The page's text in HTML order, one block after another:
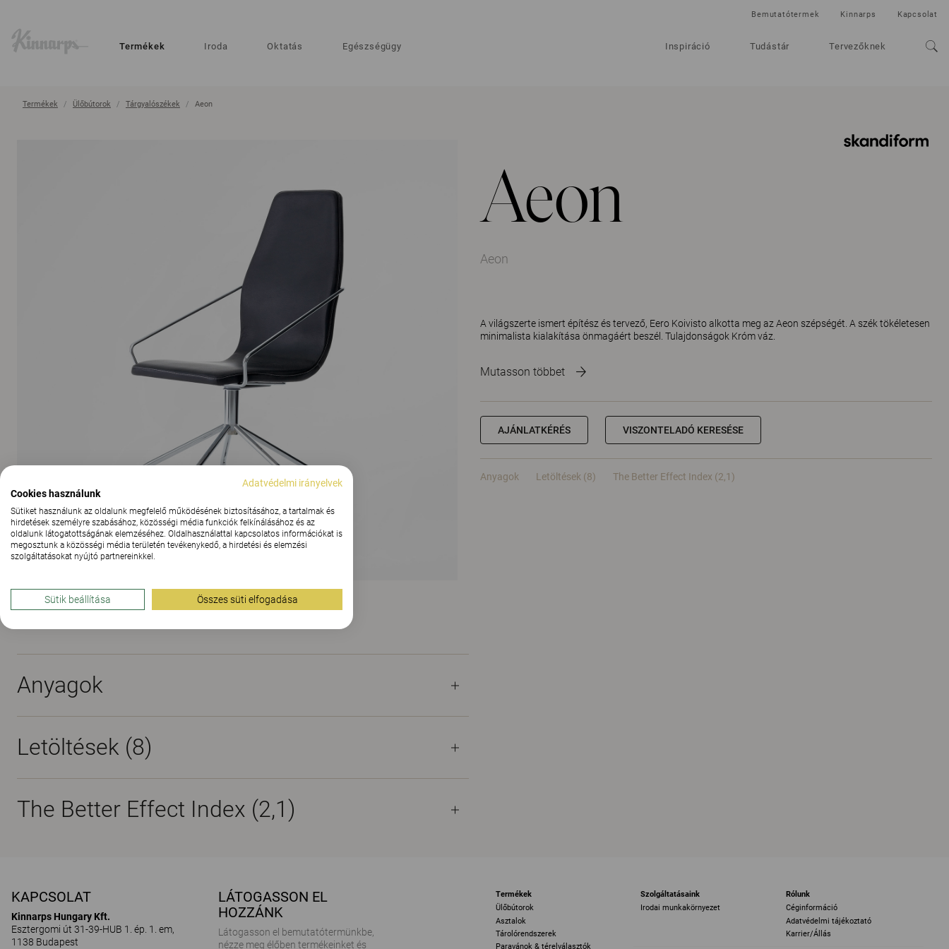
Termékek Iroda Oktatás Egészségügy Inspiráció Tudástár Tervezőknek
Bemutatótermek Kinnarps Kapcsolat
Termékek Ülőbútorok Tárgyalószékek Aeon
Aeon
Aeon
A világszerte ismert építész és tervező, Eero Koivisto alkotta meg az Aeon szépségét. A szék tökéletesen
minimalista kialakítása önmagáért beszél. Tulajdonságok Króm váz.
Mutasson többet
AJÁNLATKÉRÉS VISZONTELADÓ KERESÉSE
Anyagok Letöltések (8) The Better Effect Index (2,1)
AZ ÖSSZES KÉP MEGJELENÍTÉSE
Anyagok
Letöltések (8)
The Better Effect Index (2,1)
KAPCSOLAT
Kinnarps Hungary Kft.
Esztergomi út 31-39-HUB 1. ép. 1. em,
1138 Budapest
LÁTOGASSON EL
HOZZÁNK
Látogasson el bemutatótermünkbe,
nézze meg élőben termékeinket és
Termékek
Ülőbútorok
Asztalok
Tárolórendszerek
Paravánok & térelválasztók
Szolgáltatásaink
Irodai munkakörnyezet
Rólunk
Céginformáció
Adatvédelmi tájékoztató
Karrier/Állás
Adatvédelmi irányelvek
Cookies használunk
Sütiket használunk az oldalunk megfelelő működésének biztosításához, a tartalmak és
hirdetések személyre szabásához, közösségi média funkciók felkínálásához és az
oldalunk látogatottságának elemzéséhez. Oldalhasználattal kapcsolatos információkat is
megosztunk a közösségi média területén tevékenykedő, a hirdetési és elemzési
szolgáltatásokat nyújtó partnereinkkel.
Sütik beállítása Összes süti elfogadása